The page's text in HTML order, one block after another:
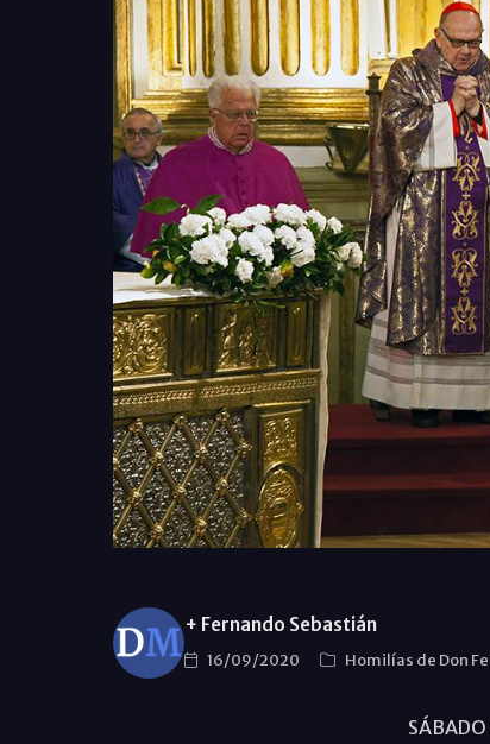
+ Fernando Sebastián
16/09/2020 Homilías de Don